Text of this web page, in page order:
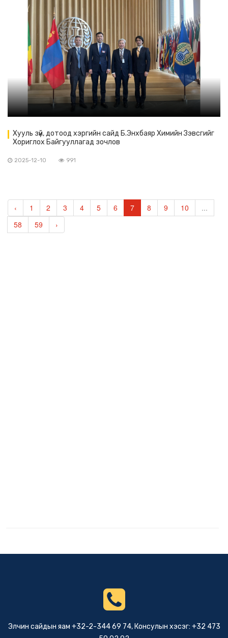
Хууль зүй, дотоод хэргийн сайд Б.Энхбаяр Химийн Зэвсгийг
Хориглох Байгууллагад зочлов
2025-12-10 991
‹ 1 2 3 4 5 6 7 8 9 10
...
58
59 ›
Элчин сайдын яам +32-2-344 69 74, Консулын хэсэг: +32 473